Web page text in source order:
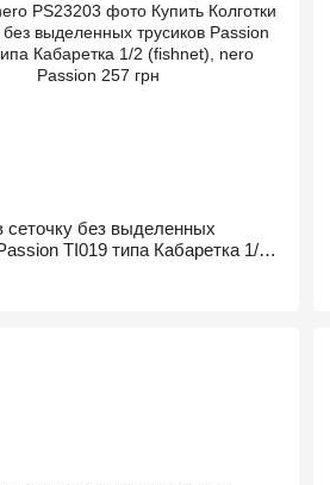
сеточку без выделенных
TI019 типа Кабаретка 1/2